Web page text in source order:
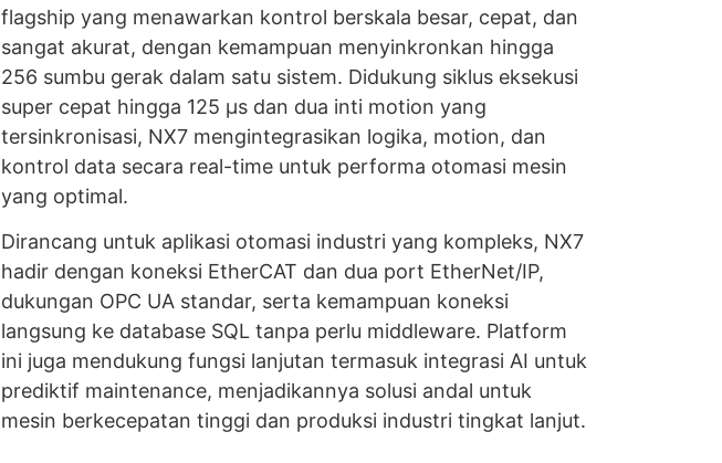
flagship yang menawarkan kontrol berskala besar, cepat, dan
sangat akurat, dengan kemampuan menyinkronkan hingga
256 sumbu gerak dalam satu sistem. Didukung siklus eksekusi
super cepat hingga 125 μs dan dua inti motion yang
tersinkronisasi, NX7 mengintegrasikan logika, motion, dan
kontrol data secara real-time untuk performa otomasi mesin
yang optimal.
Dirancang untuk aplikasi otomasi industri yang kompleks, NX7
hadir dengan koneksi EtherCAT dan dua port EtherNet/IP,
dukungan OPC UA standar, serta kemampuan koneksi
langsung ke database SQL tanpa perlu middleware. Platform
ini juga mendukung fungsi lanjutan termasuk integrasi AI untuk
prediktif maintenance, menjadikannya solusi andal untuk
mesin berkecepatan tinggi dan produksi industri tingkat lanjut.